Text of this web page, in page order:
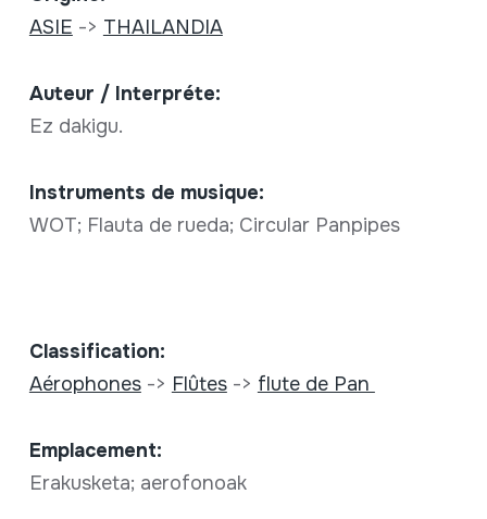
ASIE -> THAILANDIA
Auteur / Interpréte:
Ez dakigu.
Instruments de musique:
WOT; Flauta de rueda; Circular Panpipes
Classification:
Aérophones-> Flûtes-> flute de Pan
Emplacement:
Erakusketa; aerofonoak